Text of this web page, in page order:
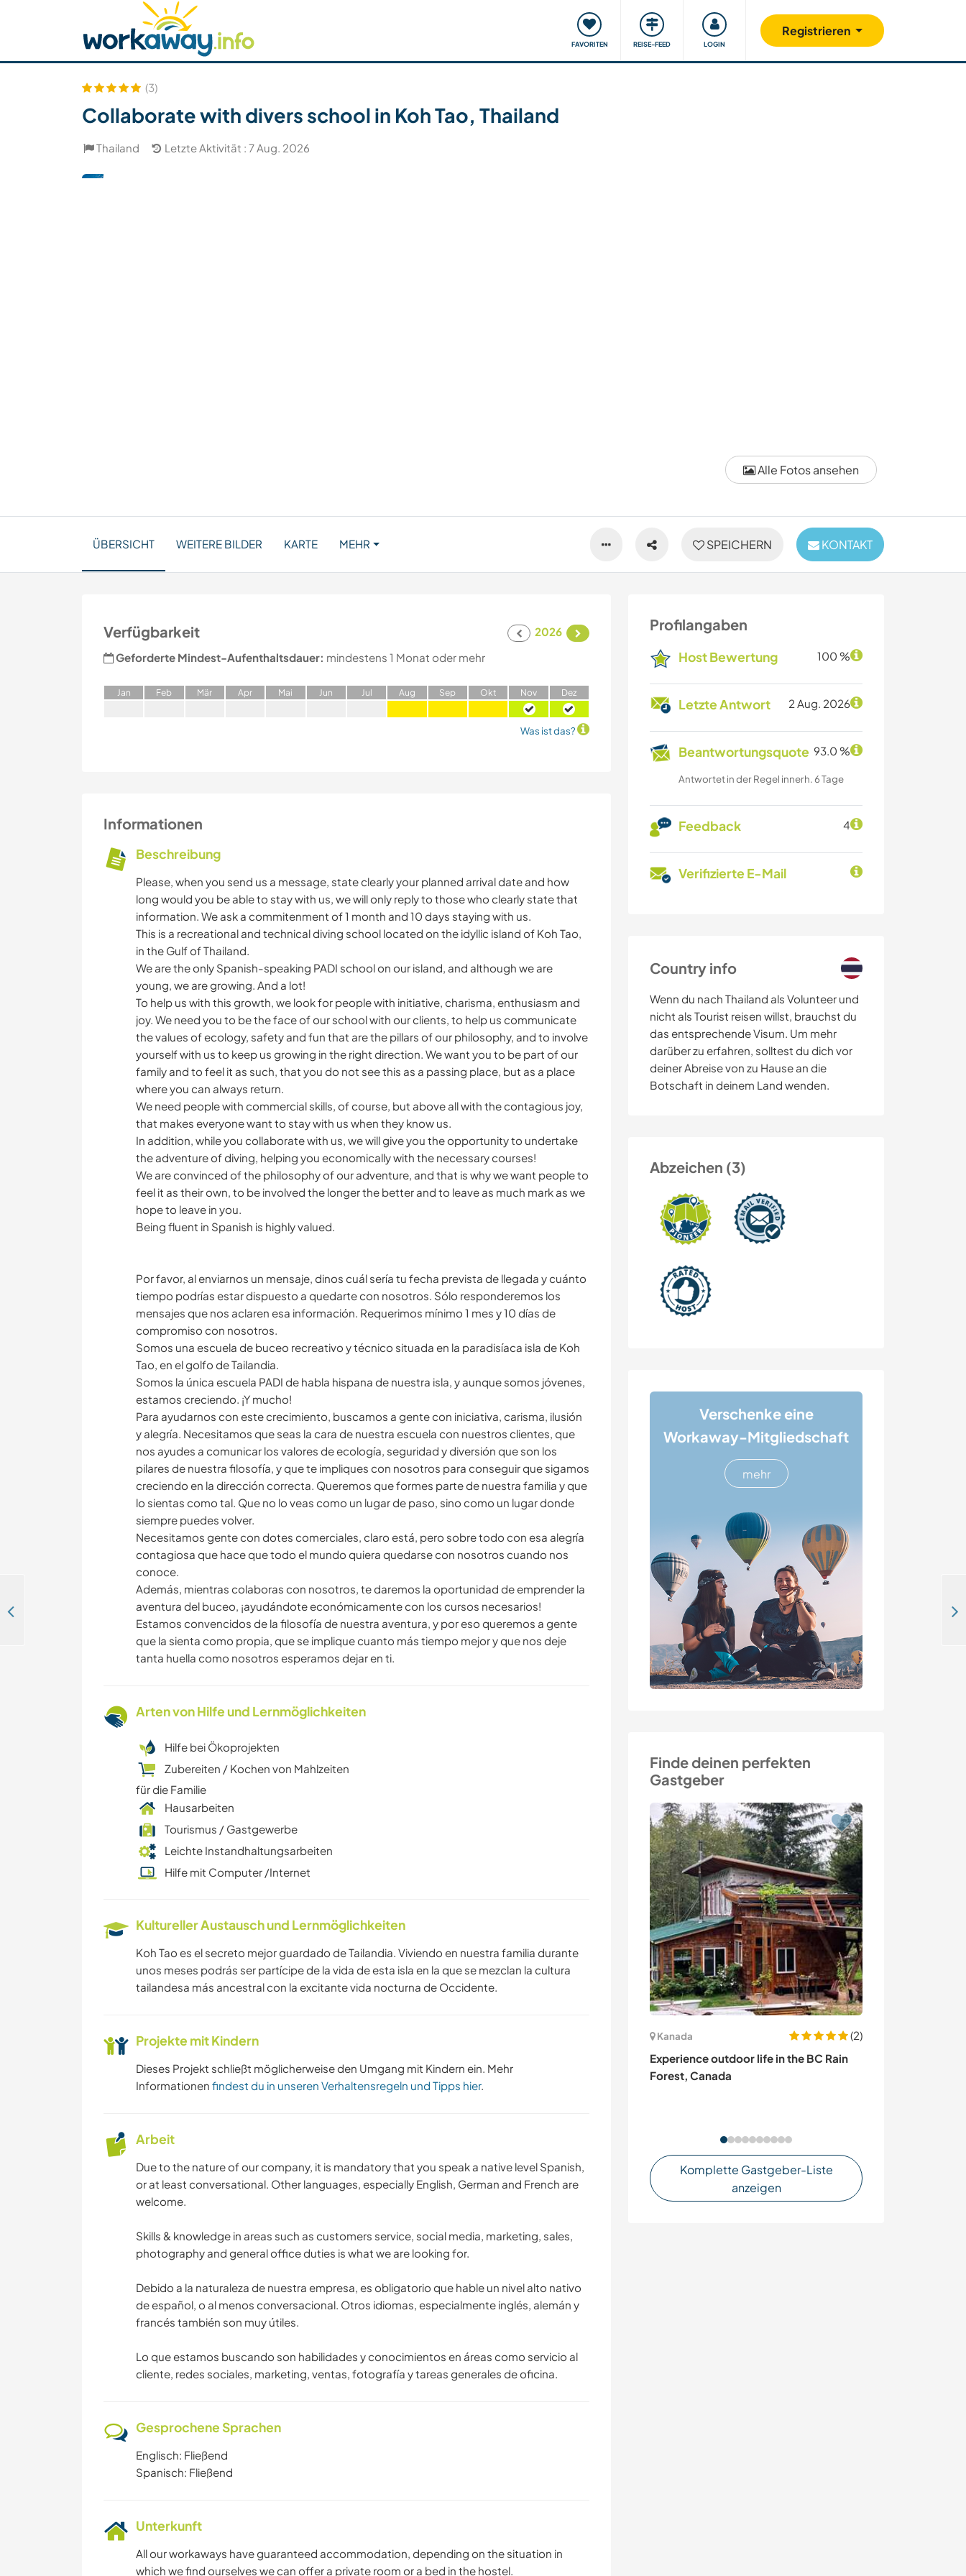
FAVORITEN REISE-FEED LOGIN
Registrieren
Host finden Reisepartner finden Reisen & Lernen Unsere Community Gutes tun
Sicherheit
Alle Fotos ansehen
(3)
Collaborate with divers school in Koh Tao, Thailand
Thailand Letzte Aktivität : 7 Aug. 2026
SPEICHERN KONTAKT
ÜBERSICHT WEITERE BILDER KARTE MEHR
Profilangaben
Host Bewertung 100 %
Letzte Antwort 2 Aug. 2026
Beantwortungsquote 93.0 %
Antwortet in der Regel innerh. 6 Tage
Feedback 4
Verifizierte E-Mail
Country info
Wenn du nach Thailand als Volunteer und
nicht als Tourist reisen willst, brauchst du
das entsprechende Visum. Um mehr
darüber zu erfahren, solltest du dich vor
deiner Abreise von zu Hause an die
Botschaft in deinem Land wenden.
Abzeichen (3)
Verschenke eine
Workaway-Mitgliedschaft
mehr
Finde deinen perfekten
Gastgeber
Kanada
(2)
Experience outdoor life in the BC Rain
Forest, Canada
Komplette Gastgeber-Liste
anzeigen
Verfügbarkeit
2026
Geforderte Mindest-Aufenthaltsdauer: mindestens 1 Monat oder mehr
Jan Feb Mär Apr Mai Jun Jul Aug Sep Okt Nov Dez
Was ist das?
Informationen
Beschreibung
Please, when you send us a message, state clearly your planned arrival date and how
long would you be able to stay with us, we will only reply to those who clearly state that
information. We ask a commitenment of 1 month and 10 days staying with us.
This is a recreational and technical diving school located on the idyllic island of Koh Tao,
in the Gulf of Thailand.
We are the only Spanish-speaking PADI school on our island, and although we are
young, we are growing. And a lot!
To help us with this growth, we look for people with initiative, charisma, enthusiasm and
joy. We need you to be the face of our school with our clients, to help us communicate
the values ​​of ecology, safety and fun that are the pillars of our philosophy, and to involve
yourself with us to keep us growing in the right direction. We want you to be part of our
family and to feel it as such, that you do not see this as a passing place, but as a place
where you can always return.
We need people with commercial skills, of course, but above all with the contagious joy,
that makes everyone want to stay with us when they know us.
In addition, while you collaborate with us, we will give you the opportunity to undertake
the adventure of diving, helping you economically with the necessary courses!
We are convinced of the philosophy of our adventure, and that is why we want people to
feel it as their own, to be involved the longer the better and to leave as much mark as we
hope to leave in you.
Being fluent in Spanish is highly valued.
Por favor, al enviarnos un mensaje, dinos cuál sería tu fecha prevista de llegada y cuánto
tiempo podrías estar dispuesto a quedarte con nosotros. Sólo responderemos los
mensajes que nos aclaren esa información. Requerimos mínimo 1 mes y 10 días de
compromiso con nosotros.
Somos una escuela de buceo recreativo y técnico situada en la paradisíaca isla de Koh
Tao, en el golfo de Tailandia.
Somos la única escuela PADI de habla hispana de nuestra isla, y aunque somos jóvenes,
estamos creciendo. ¡Y mucho!
Para ayudarnos con este crecimiento, buscamos a gente con iniciativa, carisma, ilusión
y alegría. Necesitamos que seas la cara de nuestra escuela con nuestros clientes, que
nos ayudes a comunicar los valores de ecología, seguridad y diversión que son los
pilares de nuestra filosofía, y que te impliques con nosotros para conseguir que sigamos
creciendo en la dirección correcta. Queremos que formes parte de nuestra familia y que
lo sientas como tal. Que no lo veas como un lugar de paso, sino como un lugar donde
siempre puedes volver.
Necesitamos gente con dotes comerciales, claro está, pero sobre todo con esa alegría
contagiosa que hace que todo el mundo quiera quedarse con nosotros cuando nos
conoce.
Además, mientras colaboras con nosotros, te daremos la oportunidad de emprender la
aventura del buceo, ¡ayudándote económicamente con los cursos necesarios!
Estamos convencidos de la filosofía de nuestra aventura, y por eso queremos a gente
que la sienta como propia, que se implique cuanto más tiempo mejor y que nos deje
tanta huella como nosotros esperamos dejar en ti.
Arten von Hilfe und Lernmöglichkeiten
Hilfe bei Ökoprojekten
Zubereiten / Kochen von Mahlzeiten
für die Familie
Hausarbeiten
Tourismus / Gastgewerbe
Leichte Instandhaltungsarbeiten
Hilfe mit Computer /Internet
Kultureller Austausch und Lernmöglichkeiten
Koh Tao es el secreto mejor guardado de Tailandia. Viviendo en nuestra familia durante
unos meses podrás ser partícipe de la vida de esta isla en la que se mezclan la cultura
tailandesa más ancestral con la excitante vida nocturna de Occidente.
Projekte mit Kindern
Dieses Projekt schließt möglicherweise den Umgang mit Kindern ein. Mehr
Informationen findest du in unseren Verhaltensregeln und Tipps hier.
Arbeit
Due to the nature of our company, it is mandatory that you speak a native level Spanish,
or at least conversational. Other languages, especially English, German and French are
welcome.
Skills & knowledge in areas such as customers service, social media, marketing, sales,
photography and general office duties is what we are looking for.
Debido a la naturaleza de nuestra empresa, es obligatorio que hable un nivel alto nativo
de español, o al menos conversacional. Otros idiomas, especialmente inglés, alemán y
francés también son muy útiles.
Lo que estamos buscando son habilidades y conocimientos en áreas como servicio al
cliente, redes sociales, marketing, ventas, fotografía y tareas generales de oficina.
Gesprochene Sprachen
Englisch: Fließend
Spanisch: Fließend
Unterkunft
All our workaways have guaranteed accommodation, depending on the situation in
which we find ourselves we can offer a private room or a bed in the hostel.